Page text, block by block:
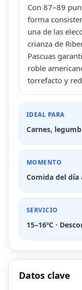
Con 87–89
forma
una de las
crianza de
Pascuas
roble
torrefacto y
IDEAL PARA
Carnes,
MOMENTO
Comida del día
SERVICIO
15–16ºC ·
Datos clave